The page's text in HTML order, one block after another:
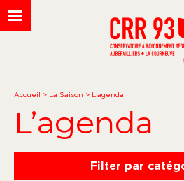
Accueil > La Saison > L’agenda
L’agenda
Filter par